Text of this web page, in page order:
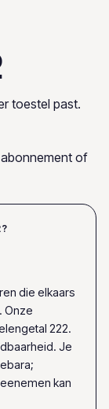
toestel past.
of
die elkaars
Onze
222.
Je
kan